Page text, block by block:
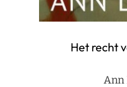
Het recht
Ann